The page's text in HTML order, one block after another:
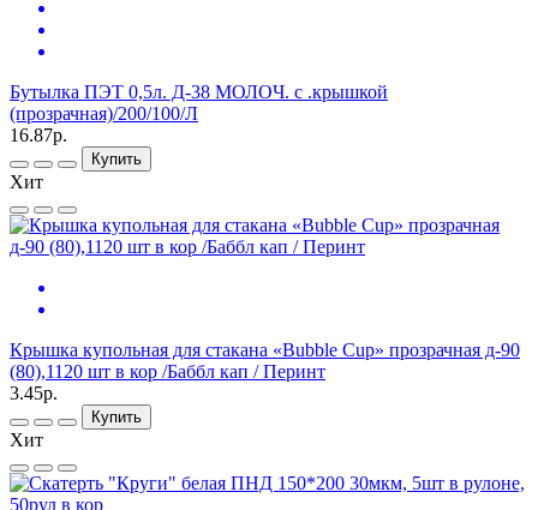
Бутылка ПЭТ 0,5л. Д-38 МОЛОЧ. с .крышкой
(прозрачная)/200/100/Л
16.87р.
Купить
Хит
Крышка купольная для стакана «Bubble Cup» прозрачная д-90
(80),1120 шт в кор /Баббл кап / Перинт
3.45р.
Купить
Хит